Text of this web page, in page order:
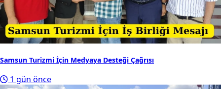
Samsun Turizmi İçin Medyaya Desteği Çağrısı
1 gün önce